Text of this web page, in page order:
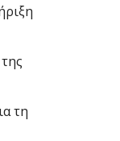
τη